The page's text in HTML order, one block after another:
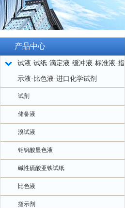
产品中心
试液·试纸·滴定液·缓冲液·标准液·指
示液·比色液·进口化学试剂
试剂
储备液
溴试液
钼钒酸显色液
碱性硫酸亚铁试纸
比色液
指示剂